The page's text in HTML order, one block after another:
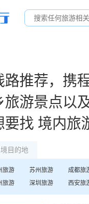
路推荐，携
旅游景点以
要找 境内旅
目的地
旅游 苏州旅游 成都旅
旅游 深圳 旅游 西安旅